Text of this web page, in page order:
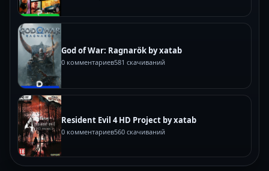
God of War: Ragnarök by xatab
0 комментариев581 скачиваний
Resident Evil 4 HD Project by xatab
0 комментариев560 скачиваний